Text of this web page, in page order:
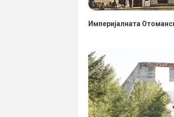
Империјалната